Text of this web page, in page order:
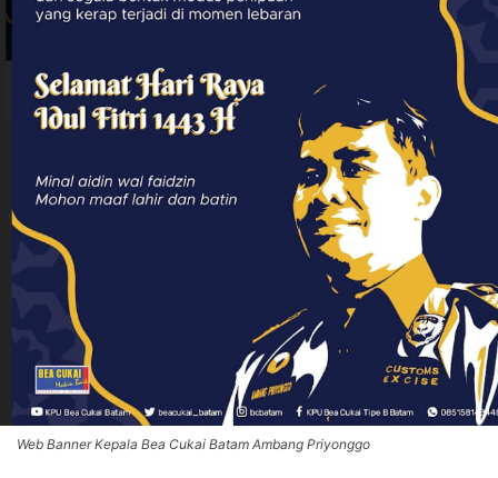
Web Banner Kepala Bea Cukai Batam Ambang Priyonggo